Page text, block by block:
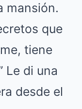
mansión.
que
tiene
Le di una
desde el